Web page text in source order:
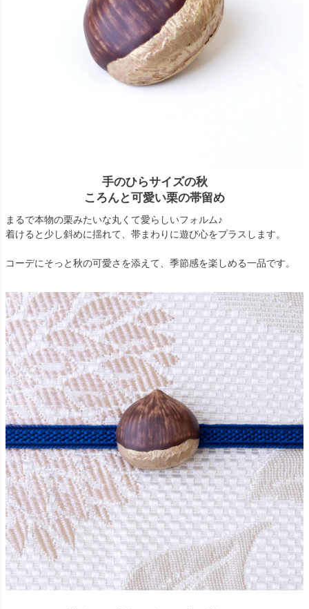
手のひらサイズの秋
ころんと可愛い栗の帯留め
まるで本物の栗みたいな丸くて愛らしいフォルム♪
着けると少し斜めに揺れて、帯まわりに遊び心をプラスします。
コーデにそっと秋の可愛さを添えて、季節感を楽しめる一品です。